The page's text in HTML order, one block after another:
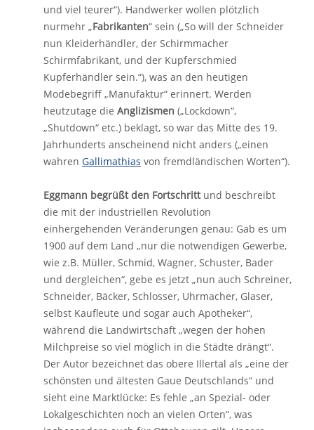
und viel teurer“). Handwerker wollen plötzlich
nurmehr „Fabrikanten“ sein („So will der Schneider
nun Kleiderhändler, der Schirmmacher
Schirmfabrikant, und der Kupferschmied
Kupferhändler sein.“), was an den heutigen
Modebegriff „Manufaktur“ erinnert. Werden
heutzutage die Anglizismen („Lockdown“,
„Shutdown“ etc.) beklagt, so war das Mitte des 19.
Jahrhunderts anscheinend nicht anders („einen
wahren Gallimathias von fremdländischen Worten“).
Eggmann begrüßt den Fortschrittund beschreibt
die mit der industriellen Revolution
einhergehenden Veränderungen genau: Gab es um
1900 auf dem Land „nur die notwendigen Gewerbe,
wie z.B. Müller, Schmid, Wagner, Schuster, Bader
und dergleichen“, gebe es jetzt „nun auch Schreiner,
Schneider, Bäcker, Schlosser, Uhrmacher, Glaser,
selbst Kaufleute und sogar auch Apotheker“,
während die Landwirtschaft „wegen der hohen
Milchpreise so viel möglich in die Städte drängt“.
Der Autor bezeichnet das obere Illertal als „eine der
schönsten und ältesten Gaue Deutschlands“ und
sieht eine Marktlücke: Es fehle „an Spezial- oder
Lokalgeschichten noch an vielen Orten“, was